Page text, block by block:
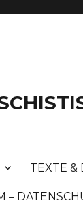
TEXTE &
–